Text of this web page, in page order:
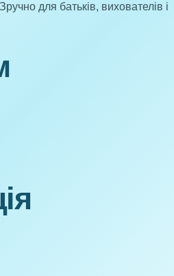
для батьків, вихователів і